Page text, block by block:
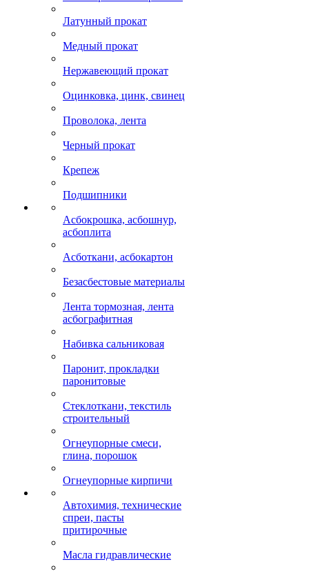
Латунный прокат
Медный прокат
Нержавеющий прокат
Оцинковка, цинк, свинец
Проволока, лента
Черный прокат
Крепеж
Подшипники
Асбокрошка, асбошнур,
асбоплита
Асботкани, асбокартон
Безасбестовые материалы
Лента тормозная, лента
асбографитная
Набивка сальниковая
Паронит, прокладки
паронитовые
Стеклоткани, текстиль
строительный
Огнеупорные смеси,
глина, порошок
Огнеупорные кирпичи
Автохимия, технические
спреи, пасты
притирочные
Масла гидравлические